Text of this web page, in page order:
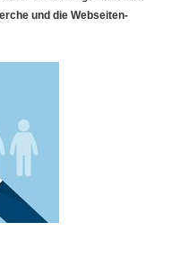
und die Webseiten-